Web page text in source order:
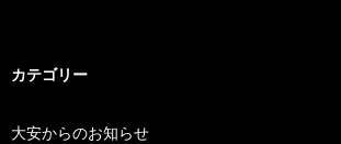
カテゴリー
大安からのお知らせ